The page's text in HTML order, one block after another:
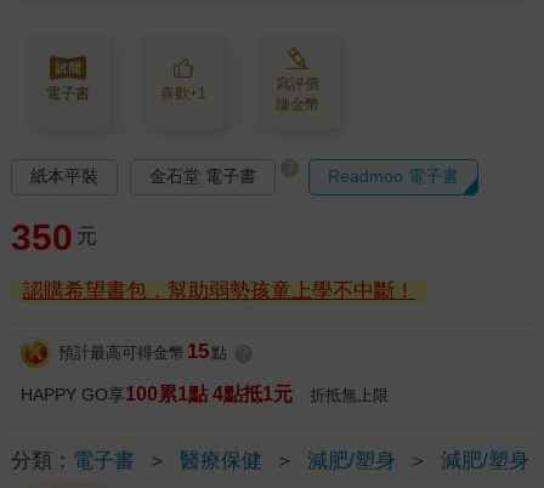
電子書 喜歡+1
寫評價
賺金幣
紙本平裝 金石堂 電子書 Readmoo 電子書
350 元
認購希望書包，幫助弱勢孩童上學不中斷！
預計最高可得金幣 15 點
HAPPY GO享100累1點 4點抵1元 折抵無上限
分類： 電子書 ＞ 醫療保健 ＞ 減肥/塑身 ＞ 減肥/塑身